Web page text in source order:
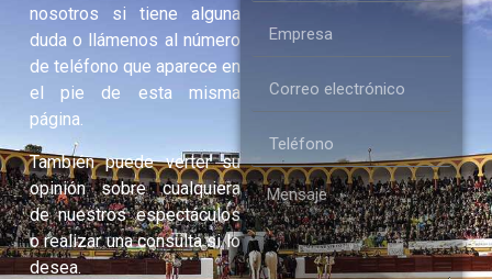
nosotros si tiene alguna
duda o llámenos al número
de teléfono que aparece en
el pie de esta misma
página.
También puede verter su
opinión sobre cualquiera
de nuestros espectáculos
o realizar una consulta si lo
desea.